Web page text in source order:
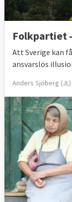
Folkpartiet
Att Sverige kan
ansvarslös
Anders Sjöberg